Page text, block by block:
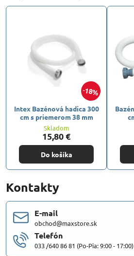
18%
Intex Bazénová hadica 300
cm s priemerom 38 mm
Skladom
15,80 €
Do košíka
Kontakty
E-mail
obchod@maxstore.sk
Telefón
033 /640 86 81 (Po-Pia: 9:00 - 17:00)